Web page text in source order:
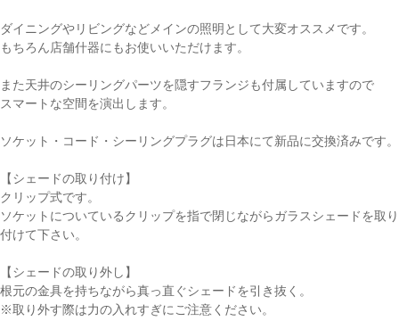
ダイニングやリビングなどメインの照明として大変オススメです。
もちろん店舗什器にもお使いいただけます。
また天井のシーリングパーツを隠すフランジも付属していますので
スマートな空間を演出します。
ソケット・コード・シーリングプラグは日本にて新品に交換済みです。
【シェードの取り付け】
クリップ式です。
ソケットについているクリップを指で閉じながらガラスシェードを取り
付けて下さい。
【シェードの取り外し】
根元の金具を持ちながら真っ直ぐシェードを引き抜く。
※取り外す際は力の入れすぎにご注意ください。